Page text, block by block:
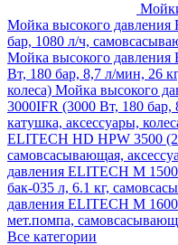
Мойка высокого
бар, 1080 л/ч,
Мойка высокого
Вт, 180 бар, 8,7 л/мин, 26
колеса) Мойка высокого
3000IFR (3000 Вт, 180
катушка, аксессуары,
ELITECH HD HPW 3500
самовсасывающая,
давления ELITECH M
бак-035 л, 6.1 кг,
давления ELITECH М
мет.помпа,
Все категории